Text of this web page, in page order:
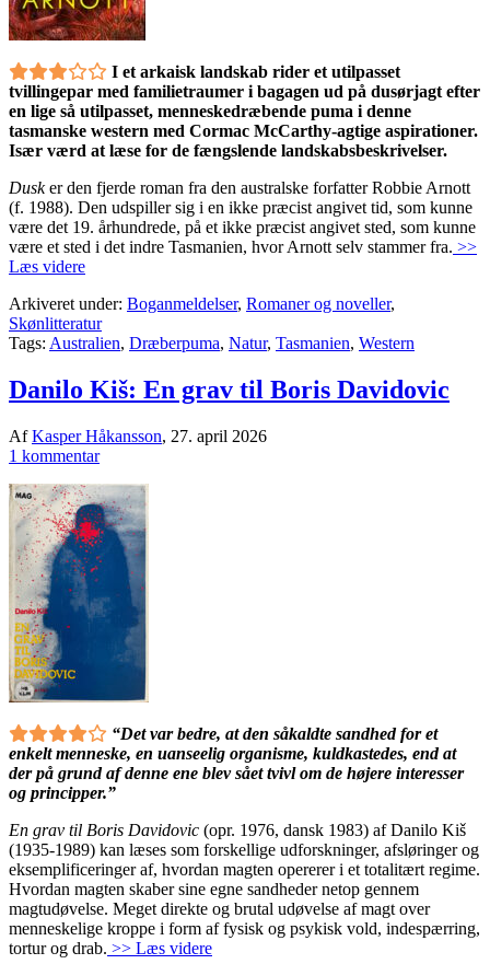
I et arkaisk landskab rider et utilpasset
tvillingepar med familietraumer i bagagen ud på dusørjagt efter
en lige så utilpasset, menneskedræbende puma i denne
tasmanske western med Cormac McCarthy-agtige aspirationer.
Især værd at læse for de fængslende landskabsbeskrivelser.
Dusker den fjerde roman fra den australske forfatter Robbie Arnott
(f. 1988). Den udspiller sig i en ikke præcist angivet tid, som kunne
være det 19. århundrede, på et ikke præcist angivet sted, som kunne
være et sted i det indre Tasmanien, hvor Arnott selv stammer fra. >>
Læs videre
Arkiveret under: Boganmeldelser, Romaner og noveller,
Skønlitteratur
Tags: Australien, Dræberpuma, Natur, Tasmanien, Western
Danilo Kiš: En grav til Boris Davidovic
AfKasper Håkansson, 27. april 2026
1 kommentar
“Det var bedre, at den såkaldte sandhed for et
enkelt menneske, en uanseelig organisme, kuldkastedes, end at
der på grund af denne ene blev sået tvivl om de højere interesser
og principper.”
En grav til Boris Davidovic (opr. 1976, dansk 1983) af Danilo Kiš
(1935-1989) kan læses som forskellige udforskninger, afsløringer og
eksemplificeringer af, hvordan magten opererer i et totalitært regime.
Hvordan magten skaber sine egne sandheder netop gennem
magtudøvelse. Meget direkte og brutal udøvelse af magt over
menneskelige kroppe i form af fysisk og psykisk vold, indespærring,
tortur og drab. >> Læs videre